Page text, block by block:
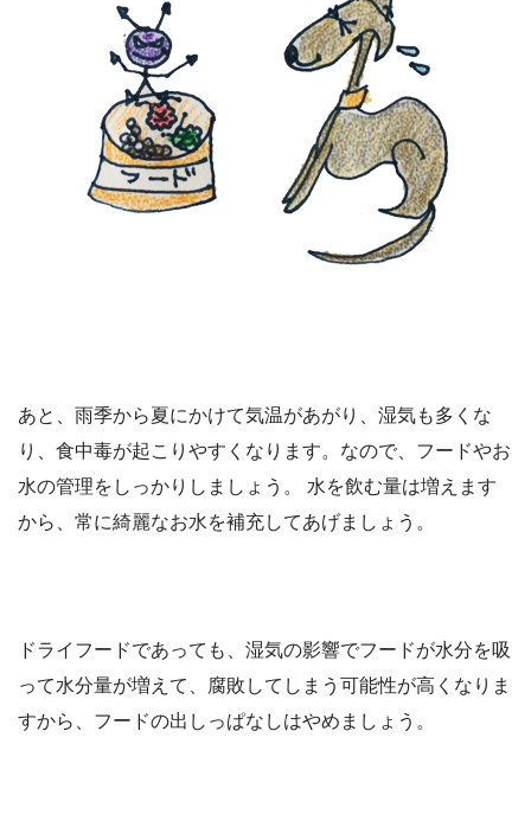
あと、雨季から夏にかけて気温があがり、湿気も多くな
り、食中毒が起こりやすくなります。なので、フードやお
水の管理をしっかりしましょう。 水を飲む量は増えます
から、常に綺麗なお水を補充してあげましょう。
ドライフードであっても、湿気の影響でフードが水分を吸
って水分量が増えて、腐敗してしまう可能性が高くなりま
すから、フードの出しっぱなしはやめましょう。